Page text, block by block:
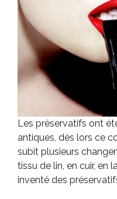
Les préservatifs ont
antiques, dès lors ce
subit plusieurs
tissu de lin, en cuir, en
inventé des